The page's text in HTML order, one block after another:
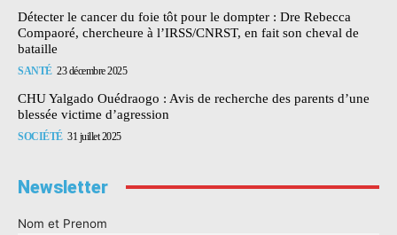
Détecter le cancer du foie tôt pour le dompter : Dre Rebecca
Compaoré, chercheure à l’IRSS/CNRST, en fait son cheval de
bataille
SANTÉ 23 décembre 2025
CHU Yalgado Ouédraogo : Avis de recherche des parents d’une
blessée victime d’agression
SOCIÉTÉ 31 juillet 2025
Newsletter
Nom et Prenom